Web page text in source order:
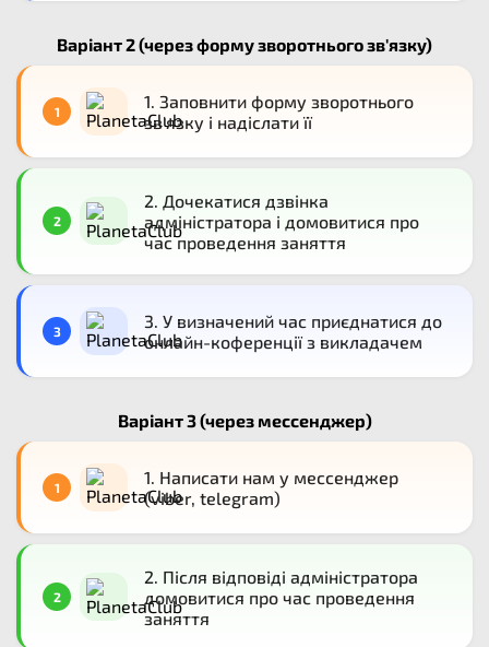
одному темпі.
Реєструйтесь на пробний урок – і давайте
знань!
Варіант 2 (через форму зворотнього зв'язку)
1
1. Заповнити форму зворотнього
зв'язку і надіслати її
2
2. Дочекатися дзвінка
адміністратора і домовитися про
час проведення заняття
3
3. У визначений час приєднатися до
онлайн-коференції з викладачем
Варіант 3 (через мессенджер)
1
1. Написати нам у мессенджер
(viber, telegram)
2
2. Після відповіді адміністратора
домовитися про час проведення
заняття